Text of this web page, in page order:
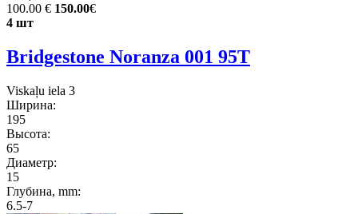
100.00 € 150.00€
4 шт
Bridgestone Noranza 001 95T
Viskaļu iela 3
Ширина:
195
Высота:
65
Диаметр:
15
Глубина, mm:
6.5-7